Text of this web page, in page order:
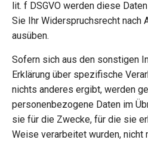
lit. f DSGVO werden diese
Sie Ihr Widerspruchsrecht nach
ausüben.
Sofern sich aus den sonstigen
Erklärung über spezifische
nichts anderes ergibt, werden
personenbezogene Daten im
sie für die Zwecke, für die sie
Weise verarbeitet wurden, nicht